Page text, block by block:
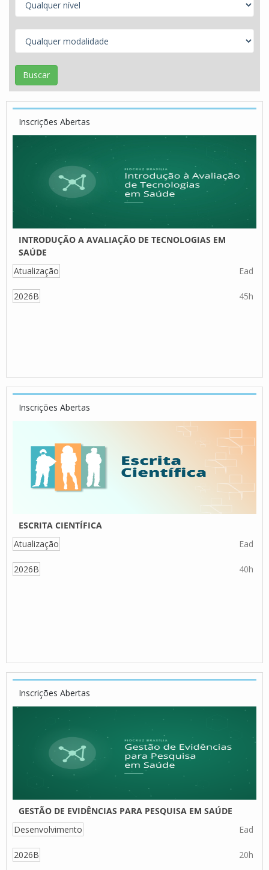
Inscrições Abertas
INTRODUÇÃO A AVALIAÇÃO DE TECNOLOGIAS EM
SAÚDE
Atualização
Ead
2026B 45h
Inscrições Abertas
ESCRITA CIENTÍFICA
Atualização
Ead
2026B 40h
Inscrições Abertas
GESTÃO DE EVIDÊNCIAS PARA PESQUISA EM SAÚDE
Desenvolvimento
Ead
2026B 20h